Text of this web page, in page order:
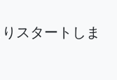
スタートしま